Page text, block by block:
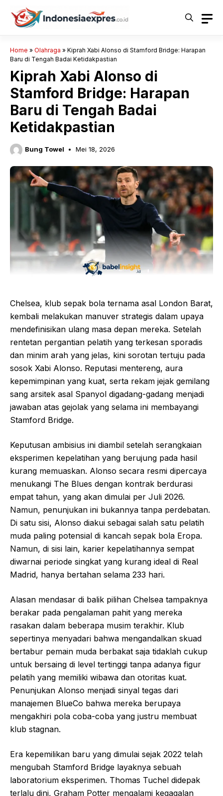
Langsung
Home » Olahraga » Kiprah Xabi Alonso di Stamford Bridge: Harapan
Baru di Tengah Badai Ketidakpastian
Kiprah Xabi Alonso di
Stamford Bridge: Harapan
Baru di Tengah Badai
Ketidakpastian
Bung Towel Mei 18, 2026
Chelsea, klub sepak bola ternama asal London Barat,
kembali melakukan manuver strategis dalam upaya
mendefinisikan ulang masa depan mereka. Setelah
rentetan pergantian pelatih yang terkesan sporadis
dan minim arah yang jelas, kini sorotan tertuju pada
sosok Xabi Alonso. Reputasi mentereng, aura
kepemimpinan yang kuat, serta rekam jejak gemilang
sang arsitek asal Spanyol digadang-gadang menjadi
jawaban atas gejolak yang selama ini membayangi
Stamford Bridge.
Keputusan ambisius ini diambil setelah serangkaian
eksperimen kepelatihan yang berujung pada hasil
kurang memuaskan. Alonso secara resmi dipercaya
menukangi The Blues dengan kontrak berdurasi
empat tahun, yang akan dimulai per Juli 2026.
Namun, penunjukan ini bukannya tanpa perdebatan.
Di satu sisi, Alonso diakui sebagai salah satu pelatih
muda paling potensial di kancah sepak bola Eropa.
Namun, di sisi lain, karier kepelatihannya sempat
diwarnai periode singkat yang kurang ideal di Real
Madrid, hanya bertahan selama 233 hari.
Alasan mendasar di balik pilihan Chelsea tampaknya
berakar pada pengalaman pahit yang mereka
rasakan dalam beberapa musim terakhir. Klub
sepertinya menyadari bahwa mengandalkan skuad
bertabur pemain muda berbakat saja tidaklah cukup
untuk bersaing di level tertinggi tanpa adanya figur
pelatih yang memiliki wibawa dan otoritas kuat.
Penunjukan Alonso menjadi sinyal tegas dari
manajemen BlueCo bahwa mereka berupaya
mengakhiri pola coba-coba yang justru membuat
klub stagnan.
Era kepemilikan baru yang dimulai sejak 2022 telah
mengubah Stamford Bridge layaknya sebuah
laboratorium eksperimen. Thomas Tuchel didepak
terlalu dini, Graham Potter mengalami kegagalan